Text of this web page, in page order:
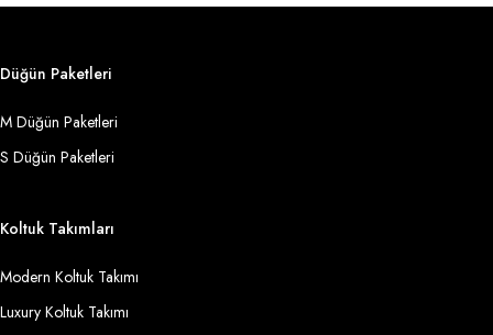
Düğün Paketleri
M Düğün Paketleri
S Düğün Paketleri
Koltuk Takımları
Modern Koltuk Takımı
Luxury Koltuk Takımı